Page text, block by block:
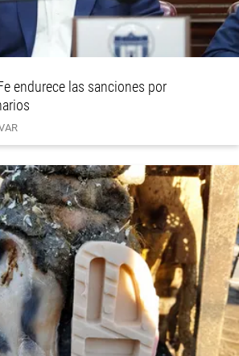
endurece las sanciones por